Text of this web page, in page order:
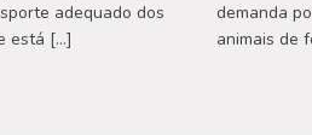
adequado dos
está […]
demanda
animais de